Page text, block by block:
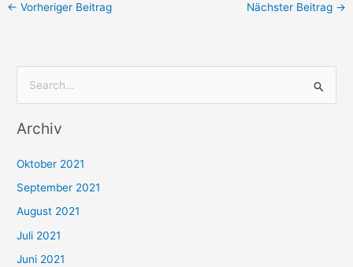
← Vorheriger Beitrag Nächster Beitrag →
c
n
n
a
c
Archiv
Oktober 2021
September 2021
August 2021
Juli 2021
Juni 2021